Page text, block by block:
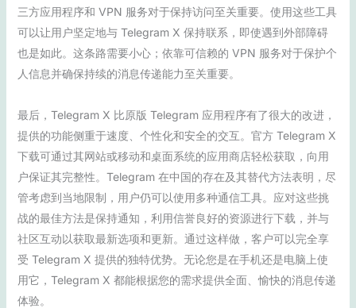
三方应用程序和 VPN 服务对于保持访问至关重要。使用这些工具
可以让用户坚定地与 Telegram X 保持联系，即使遇到外部障碍
也是如此。这条路需要小心；依靠可信赖的 VPN 服务对于保护个
人信息并确保持续的消息传递能力至关重要。
最后，Telegram X 比原版 Telegram 应用程序有了很大的改进，
提供的功能侧重于速度、个性化和安全的交互。官方 Telegram X
下载可通过其网站或移动和桌面系统的应用商店轻松获取，向用
户保证其完整性。Telegram 在中国的存在及其替代方法表明，尽
管考虑到当地限制，用户仍可以使用多种通信工具。应对这些挑
战的最佳方法是保持通知，利用信誉良好的资源进行下载，并与
社区互动以获取最新选项和更新。通过这样做，客户可以完全享
受 Telegram X 提供的独特优势。无论您是在手机还是电脑上使
用它，Telegram X 都能根据您的需求提供全面、愉快的消息传递
体验。